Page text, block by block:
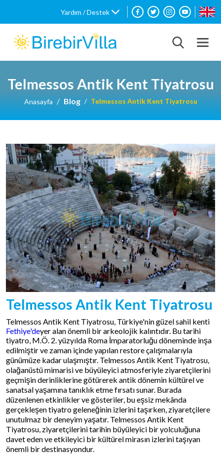
Yardım / Destek
Telmessos Antik Kent Tiyatrosu
Anasayfa Blog Telmessos Antik Kent Tiyatrosu
Telmessos Antik Kent Tiyatrosu
Telmessos Antik Kent Tiyatrosu, Türkiye'nin güzel sahil kenti
Fethiye'deyer alan önemli bir arkeolojik kalıntıdır. Bu tarihi
tiyatro, M.Ö. 2. yüzyılda Roma İmparatorluğu döneminde inşa
edilmiştir ve zaman içinde yapılan restore çalışmalarıyla
günümüze kadar ulaşmıştır. Telmessos Antik Kent Tiyatrosu,
olağanüstü mimarisi ve büyüleyici atmosferiyle ziyaretçilerini
geçmişin derinliklerine götürerek antik dönemin kültürel ve
sanatsal yaşamına tanıklık etme fırsatı sunar. Burada
düzenlenen etkinlikler ve gösteriler, bu eşsiz mekânda
gerçekleşen tiyatro geleneğinin izlerini taşırken, ziyaretçilere
unutulmaz bir deneyim yaşatır. Telmessos Antik Kent
Tiyatrosu, ziyaretçilerini tarihin büyüleyici bir yolculuğuna
davet eden ve etkileyici bir kültürel mirasın izlerini taşıyan
önemli bir destinasyondur.